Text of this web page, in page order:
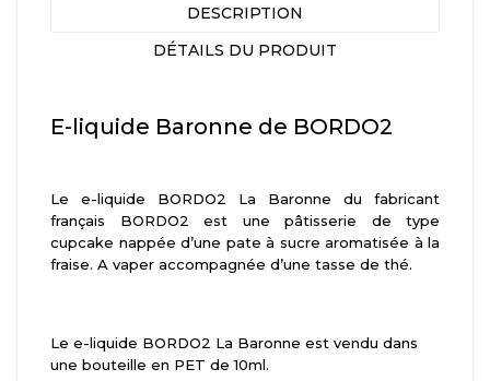
DESCRIPTION
DÉTAILS DU PRODUIT
E-liquide Baronne de BORDO2
Le e-liquide BORDO2 La Baronne du fabricant
français BORDO2 est une pâtisserie de type
cupcake nappée d’une pate à sucre aromatisée à la
fraise. A vaper accompagnée d’une tasse de thé.
Le e-liquide BORDO2 La Baronne est vendu dans
une bouteille en PET de 10ml.